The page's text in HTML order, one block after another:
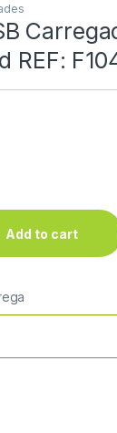
REF:
Add to cart